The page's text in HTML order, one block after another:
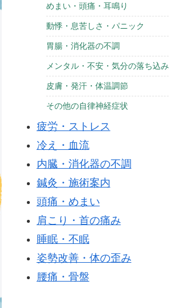
めまい・頭痛・耳鳴り
動悸・息苦しさ・パニック
胃腸・消化器の不調
メンタル・不安・気分の落ち込み
皮膚・発汗・体温調節
その他の自律神経症状
疲労・ストレス
冷え・血流
内臓・消化器の不調
鍼灸・施術案内
頭痛・めまい
肩こり・首の痛み
睡眠・不眠
姿勢改善・体の歪み
腰痛・骨盤